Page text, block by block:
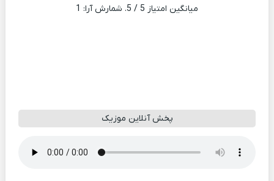
میانگین امتیاز 5 / 5. شمارش آرا: 1
پخش آنلاین موزیک